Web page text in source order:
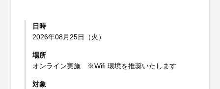
日時
2026年08月25日（火）
場所
オンライン実施 ※Wifi 環境を推奨いたします
対象